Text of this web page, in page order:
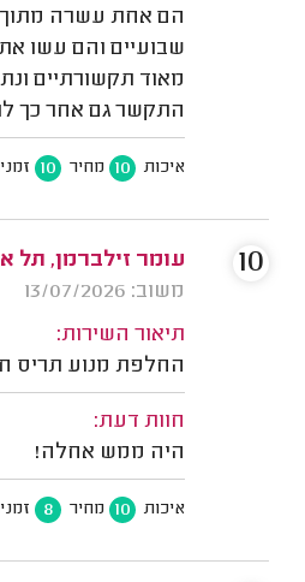
הם אחת עשרה
שבועיים והם עשו
מאוד תקשורתיים
התקשר גם אחר כך
איכות 10 מחיר 10
עומר זילברמן, תל
משוב: 13/07/2026
תיאור השירות:
החלפת מנוע תריס
חוות דעת:
היה ממש אחלה!
איכות 10 מחיר 8
10